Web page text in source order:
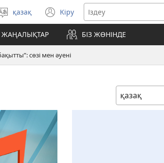
Тілді
таңдау
қазақ Кіру
(жаңа
терезе
ашылуда)
ЖАҢАЛЫҚТАР БІЗ ЖӨНІНДЕ
сөзі мен әуені